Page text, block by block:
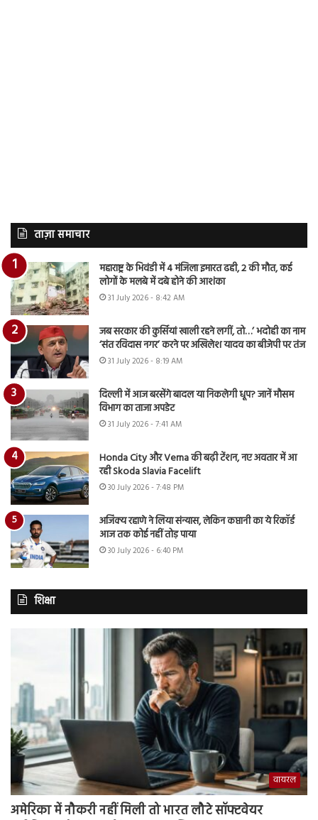
ताज़ा समाचार
महाराष्ट्र के भिवंडी में 4 मंजिला इमारत ढही, 2 की मौत, कई
लोगों के मलबे में दबे होने की आशंका
31 July 2026 - 8:42 AM
जब सरकार की कुर्सियां खाली रहने लगीं, तो…’ भदोही का नाम
‘संत रविदास नगर’ करने पर अखिलेश यादव का बीजेपी पर तंज
31 July 2026 - 8:19 AM
दिल्ली में आज बरसेंगे बादल या निकलेगी धूप? जानें मौसम
विभाग का ताजा अपडेट
31 July 2026 - 7:41 AM
Honda City और Verna की बढ़ी टेंशन, नए अवतार में आ
रही Skoda Slavia Facelift
30 July 2026 - 7:48 PM
अजिंक्य रहाणे ने लिया संन्यास, लेकिन कप्तानी का ये रिकॉर्ड
आज तक कोई नहीं तोड़ पाया
30 July 2026 - 6:40 PM
शिक्षा
वायरल
अमेरिका में नौकरी नहीं मिली तो भारत लौटे सॉफ्टवेयर